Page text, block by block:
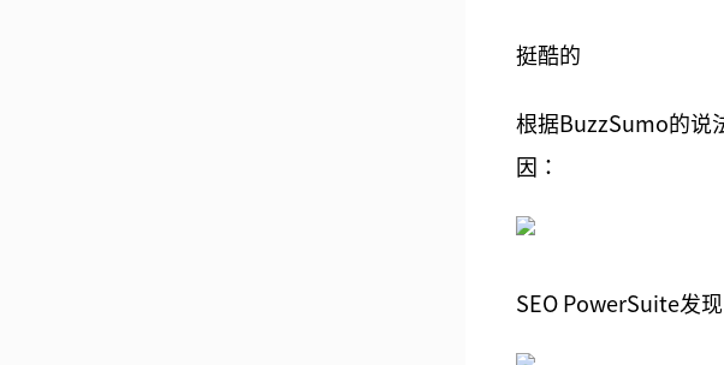
挺酷的
根据BuzzSumo的说
因：
SEO PowerSuite发